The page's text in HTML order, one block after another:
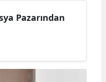
Pazarından